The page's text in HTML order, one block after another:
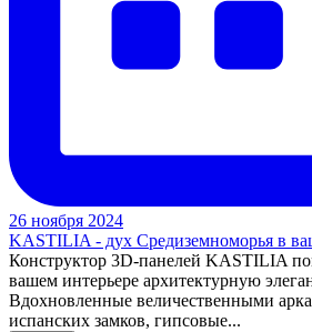
26 ноября 2024
KASTILIA - дух Средиземноморья в
Конструктор 3D-панелей KASTILIA
вашем интерьере архитектурную
Вдохновленные величественными
испанских замков, гипсовые...